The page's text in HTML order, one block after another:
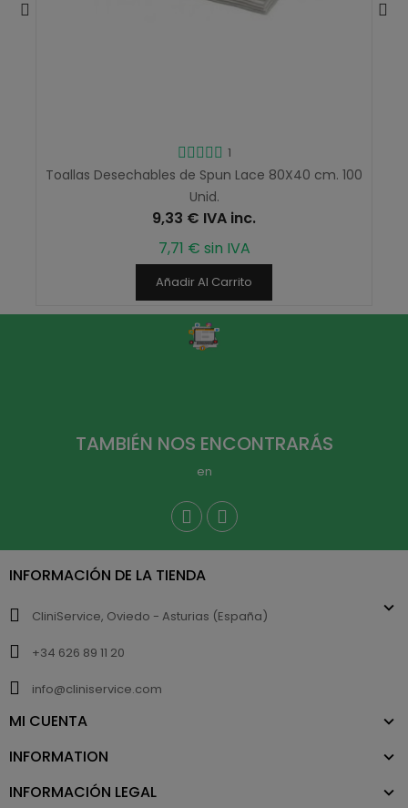
1
Toallas Desechables de Spun Lace 80X40 cm. 100
Unid.
9,33 € IVA inc.
7,71 € sin IVA
Añadir Al Carrito
TAMBIÉN NOS ENCONTRARÁS
en
INFORMACIÓN DE LA TIENDA
CliniService, Oviedo - Asturias (España)
+34 626 89 11 20
info@cliniservice.com
MI CUENTA
INFORMATION
INFORMACIÓN LEGAL